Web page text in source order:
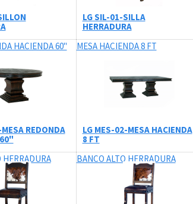
LG SIL-01-SILLA
HERRADURA
HACIENDA 60"
REDONDA
MESA HACIENDA 8 FT
LG MES-02-MESA HACIENDA
8 FT
BANCO ALTO HERRADURA